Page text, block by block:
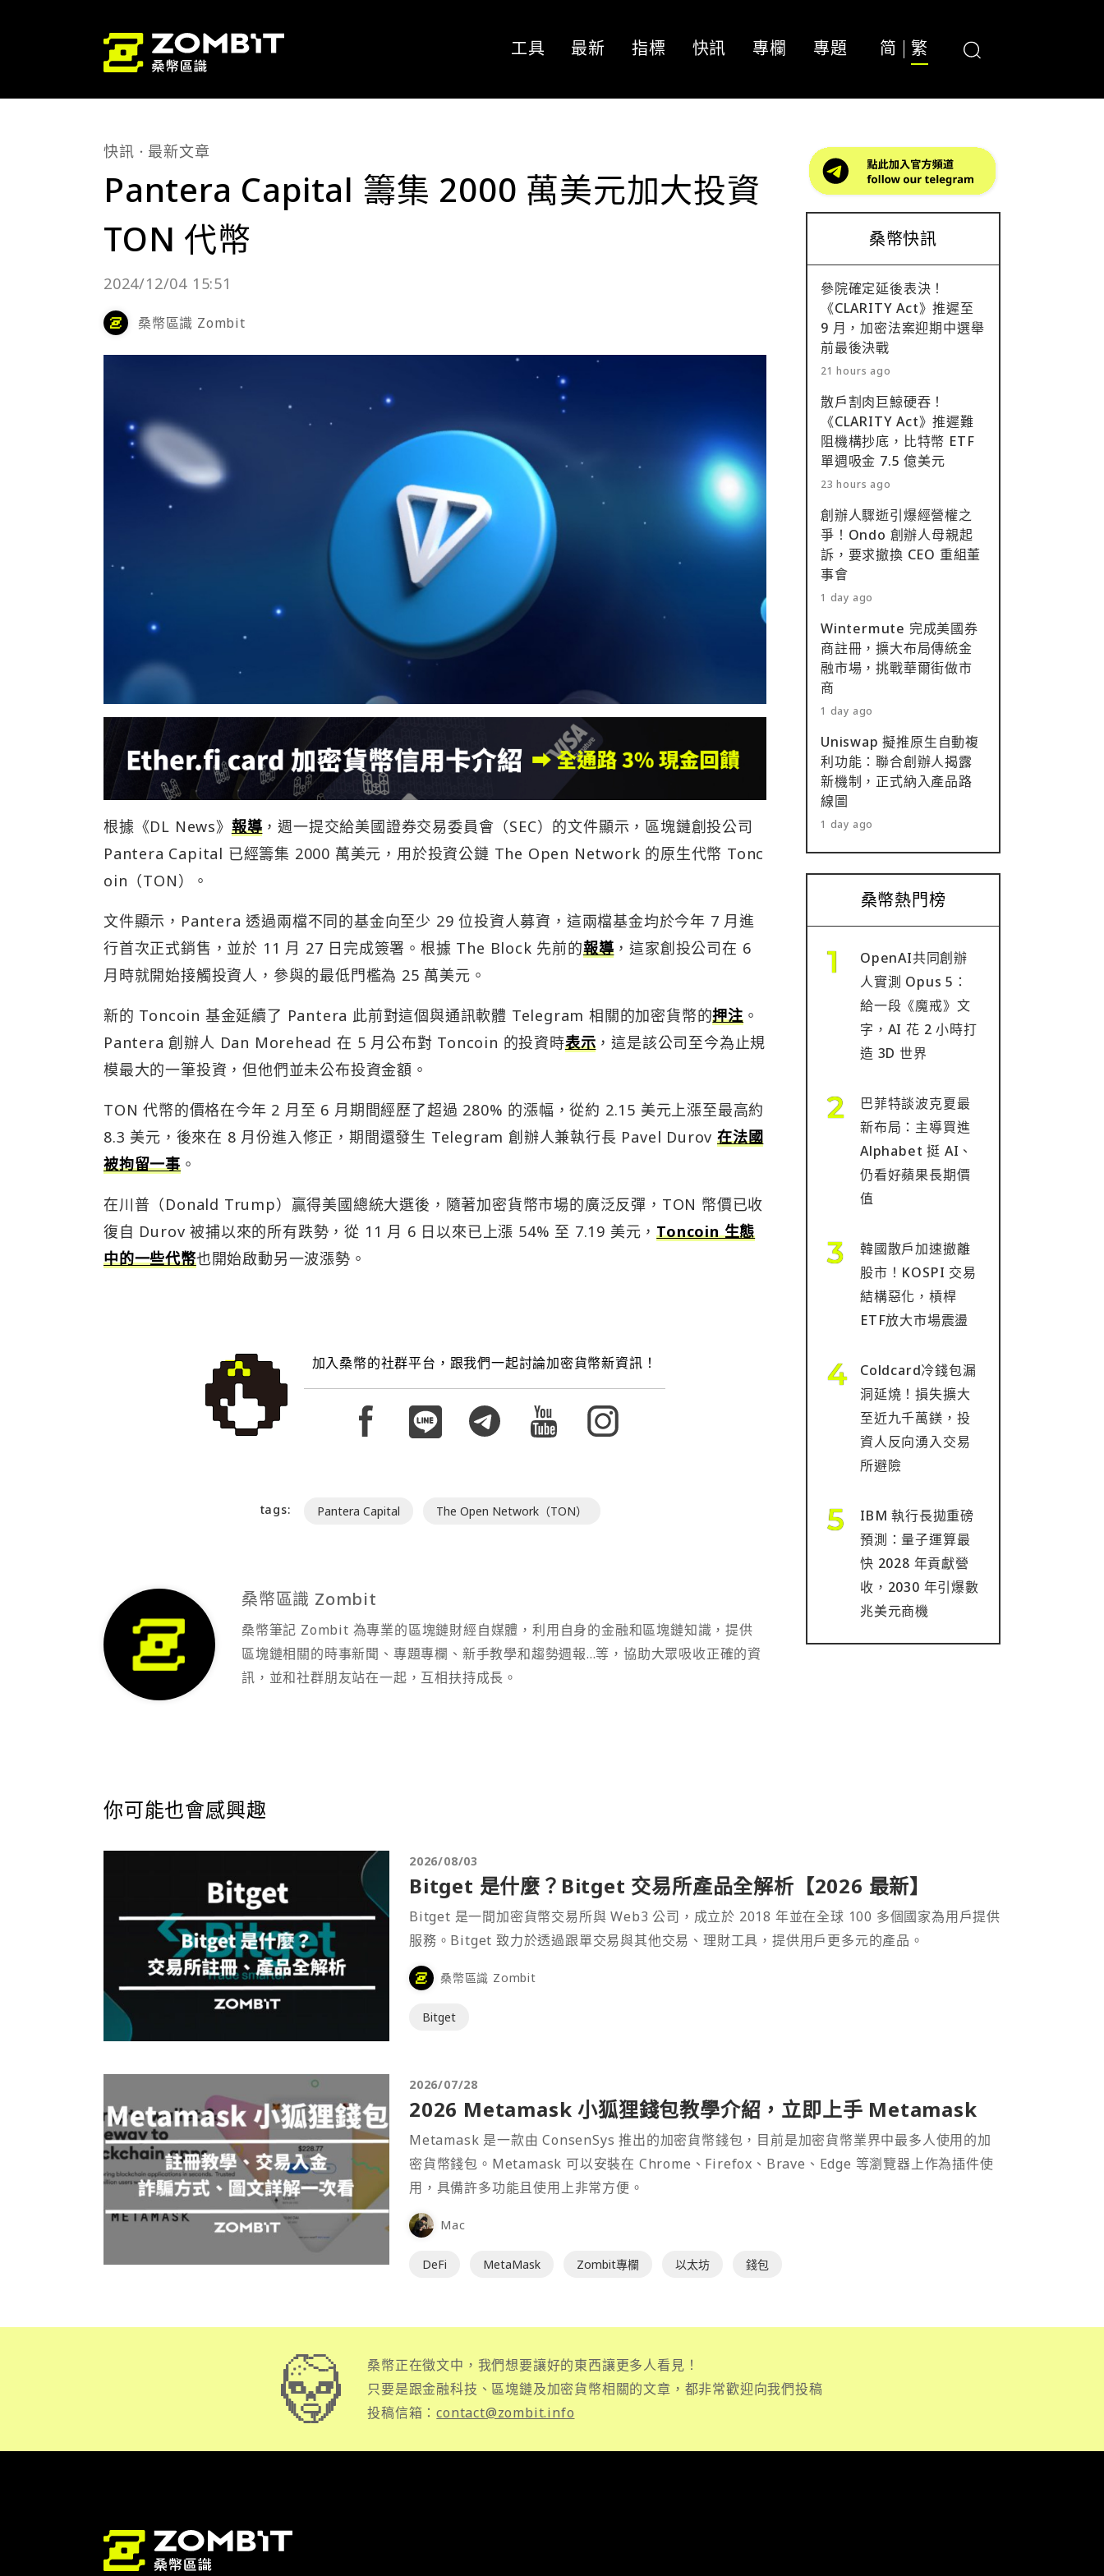
工具 最新 指標 快訊 專欄 專題 简 繁
快訊 最新文章
Pantera Capital 籌集 2000 萬美元加大投資
TON 代幣
2024/12/04 15:51
桑幣區識 Zombit
根據《DL News》 報導 ，週一提交給美國證券交易委員會（SEC）的文件顯示，區塊鏈創投公司
Pantera Capital 已經籌集 2000 萬美元，用於投資公鏈 The Open Network 的原生代幣 Tonc
oin（TON）。
文件顯示，Pantera 透過兩檔不同的基金向至少 29 位投資人募資，這兩檔基金均於今年 7 月進
行首次正式銷售，並於 11 月 27 日完成簽署。根據 The Block 先前的報導 ，這家創投公司在 6
月時就開始接觸投資人，參與的最低門檻為 25 萬美元。
新的 Toncoin 基金延續了 Pantera 此前對這個與通訊軟體 Telegram 相關的加密貨幣的押注 。
Pantera 創辦人 Dan Morehead 在 5 月公布對 Toncoin 的投資時表示 ，這是該公司至今為止規
模最大的一筆投資，但他們並未公布投資金額。
TON 代幣的價格在今年 2 月至 6 月期間經歷了超過 280% 的漲幅，從約 2.15 美元上漲至最高約
8.3 美元，後來在 8 月份進入修正，期間還發生 Telegram 創辦人兼執行長 Pavel Durov 在法國
被拘留一事 。
在川普（Donald Trump）贏得美國總統大選後，隨著加密貨幣市場的廣泛反彈，TON 幣價已收
復自 Durov 被捕以來的所有跌勢，從 11 月 6 日以來已上漲 54% 至 7.19 美元，Toncoin 生態
中的一些代幣也開始啟動另一波漲勢。
加入桑幣的社群平台，跟我們一起討論加密貨幣新資訊！
tags: Pantera Capital The Open Network（TON）
桑幣區識 Zombit
桑幣筆記 Zombit 為專業的區塊鏈財經自媒體，利用自身的金融和區塊鏈知識，提供
區塊鏈相關的時事新聞、專題專欄、新手教學和趨勢週報...等，協助大眾吸收正確的資
訊，並和社群朋友站在一起，互相扶持成長。
桑幣快訊
參院確定延後表決！
《CLARITY Act》推遲至
9 月，加密法案迎期中選舉
前最後決戰
21 hours ago
散戶割肉巨鯨硬吞！
《CLARITY Act》推遲難
阻機構抄底，比特幣 ETF
單週吸金 7.5 億美元
23 hours ago
創辦人驟逝引爆經營權之
爭！Ondo 創辦人母親起
訴，要求撤換 CEO 重組董
事會
1 day ago
Wintermute 完成美國券
商註冊，擴大布局傳統金
融市場，挑戰華爾街做市
商
1 day ago
Uniswap 擬推原生自動複
利功能：聯合創辦人揭露
新機制，正式納入產品路
線圖
1 day ago
桑幣熱門榜
OpenAI共同創辦
人實測 Opus 5：
給一段《魔戒》文
字，AI 花 2 小時打
造 3D 世界
巴菲特談波克夏最
新布局：主導買進
Alphabet 挺 AI、
仍看好蘋果長期價
值
韓國散戶加速撤離
股市！KOSPI 交易
結構惡化，槓桿
ETF放大市場震盪
Coldcard冷錢包漏
洞延燒！損失擴大
至近九千萬鎂，投
資人反向湧入交易
所避險
IBM 執行長拋重磅
預測：量子運算最
快 2028 年貢獻營
收，2030 年引爆數
兆美元商機
你可能也會感興趣
2026/08/03
Bitget 是什麼？Bitget 交易所產品全解析【2026 最新】
Bitget 是一間加密貨幣交易所與 Web3 公司，成立於 2018 年並在全球 100 多個國家為用戶提供
服務。Bitget 致力於透過跟單交易與其他交易、理財工具，提供用戶更多元的產品。
桑幣區識 Zombit
Bitget
2026/07/28
2026 Metamask 小狐狸錢包教學介紹，立即上手 Metamask
Metamask 是一款由 ConsenSys 推出的加密貨幣錢包，目前是加密貨幣業界中最多人使用的加
密貨幣錢包。Metamask 可以安裝在 Chrome、Firefox、Brave、Edge 等瀏覽器上作為插件使
用，具備許多功能且使用上非常方便。
Mac
DeFi MetaMask Zombit專欄 以太坊 錢包
桑幣正在徵文中，我們想要讓好的東西讓更多人看見！
只要是跟金融科技、區塊鏈及加密貨幣相關的文章，都非常歡迎向我們投稿
投稿信箱：contact@zombit.info